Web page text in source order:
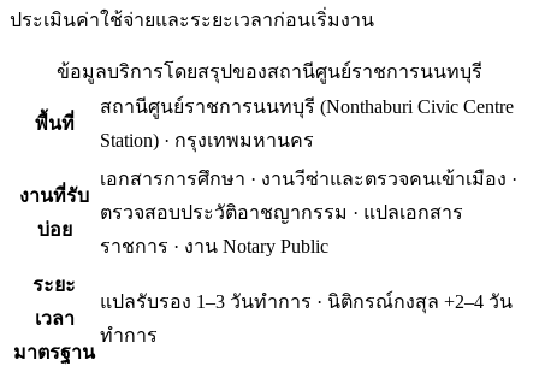
ประเมินค่าใช้จ่ายและระยะเวลาก่อนเริ่มงาน
ข้อมูลบริการโดยสรุปของสถานีศูนย์ราชการนนทบุรี
พื้นที่
สถานีศูนย์ราชการนนทบุรี (Nonthaburi Civic Centre
Station) · กรุงเทพมหานคร
งานที่รับ
บ่อย
เอกสารการศึกษา · งานวีซ่าและตรวจคนเข้าเมือง ·
ตรวจสอบประวัติอาชญากรรม · แปลเอกสาร
ราชการ · งาน Notary Public
ระยะ
เวลา
มาตรฐาน
แปลรับรอง 1–3 วันทำการ · นิติกรณ์กงสุล +2–4 วัน
ทำการ